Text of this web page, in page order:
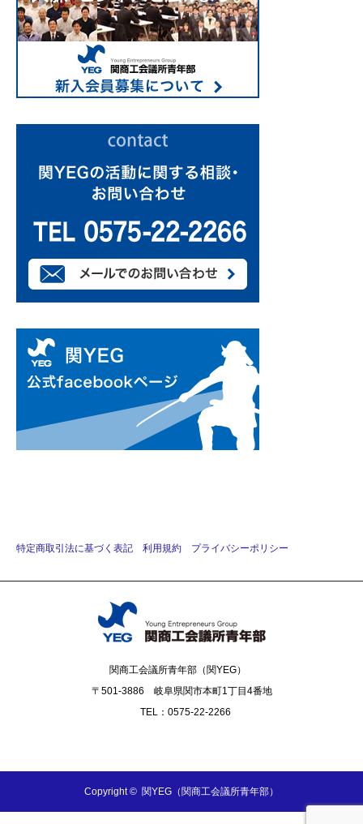
特定商取引法に基づく表記 利用規約 プライバシーポリシー
関商工会議所青年部（関YEG）
〒501-3886 岐阜県関市本町1丁目4番地
TEL：0575-22-2266
Copyright © 関YEG（関商工会議所青年部）